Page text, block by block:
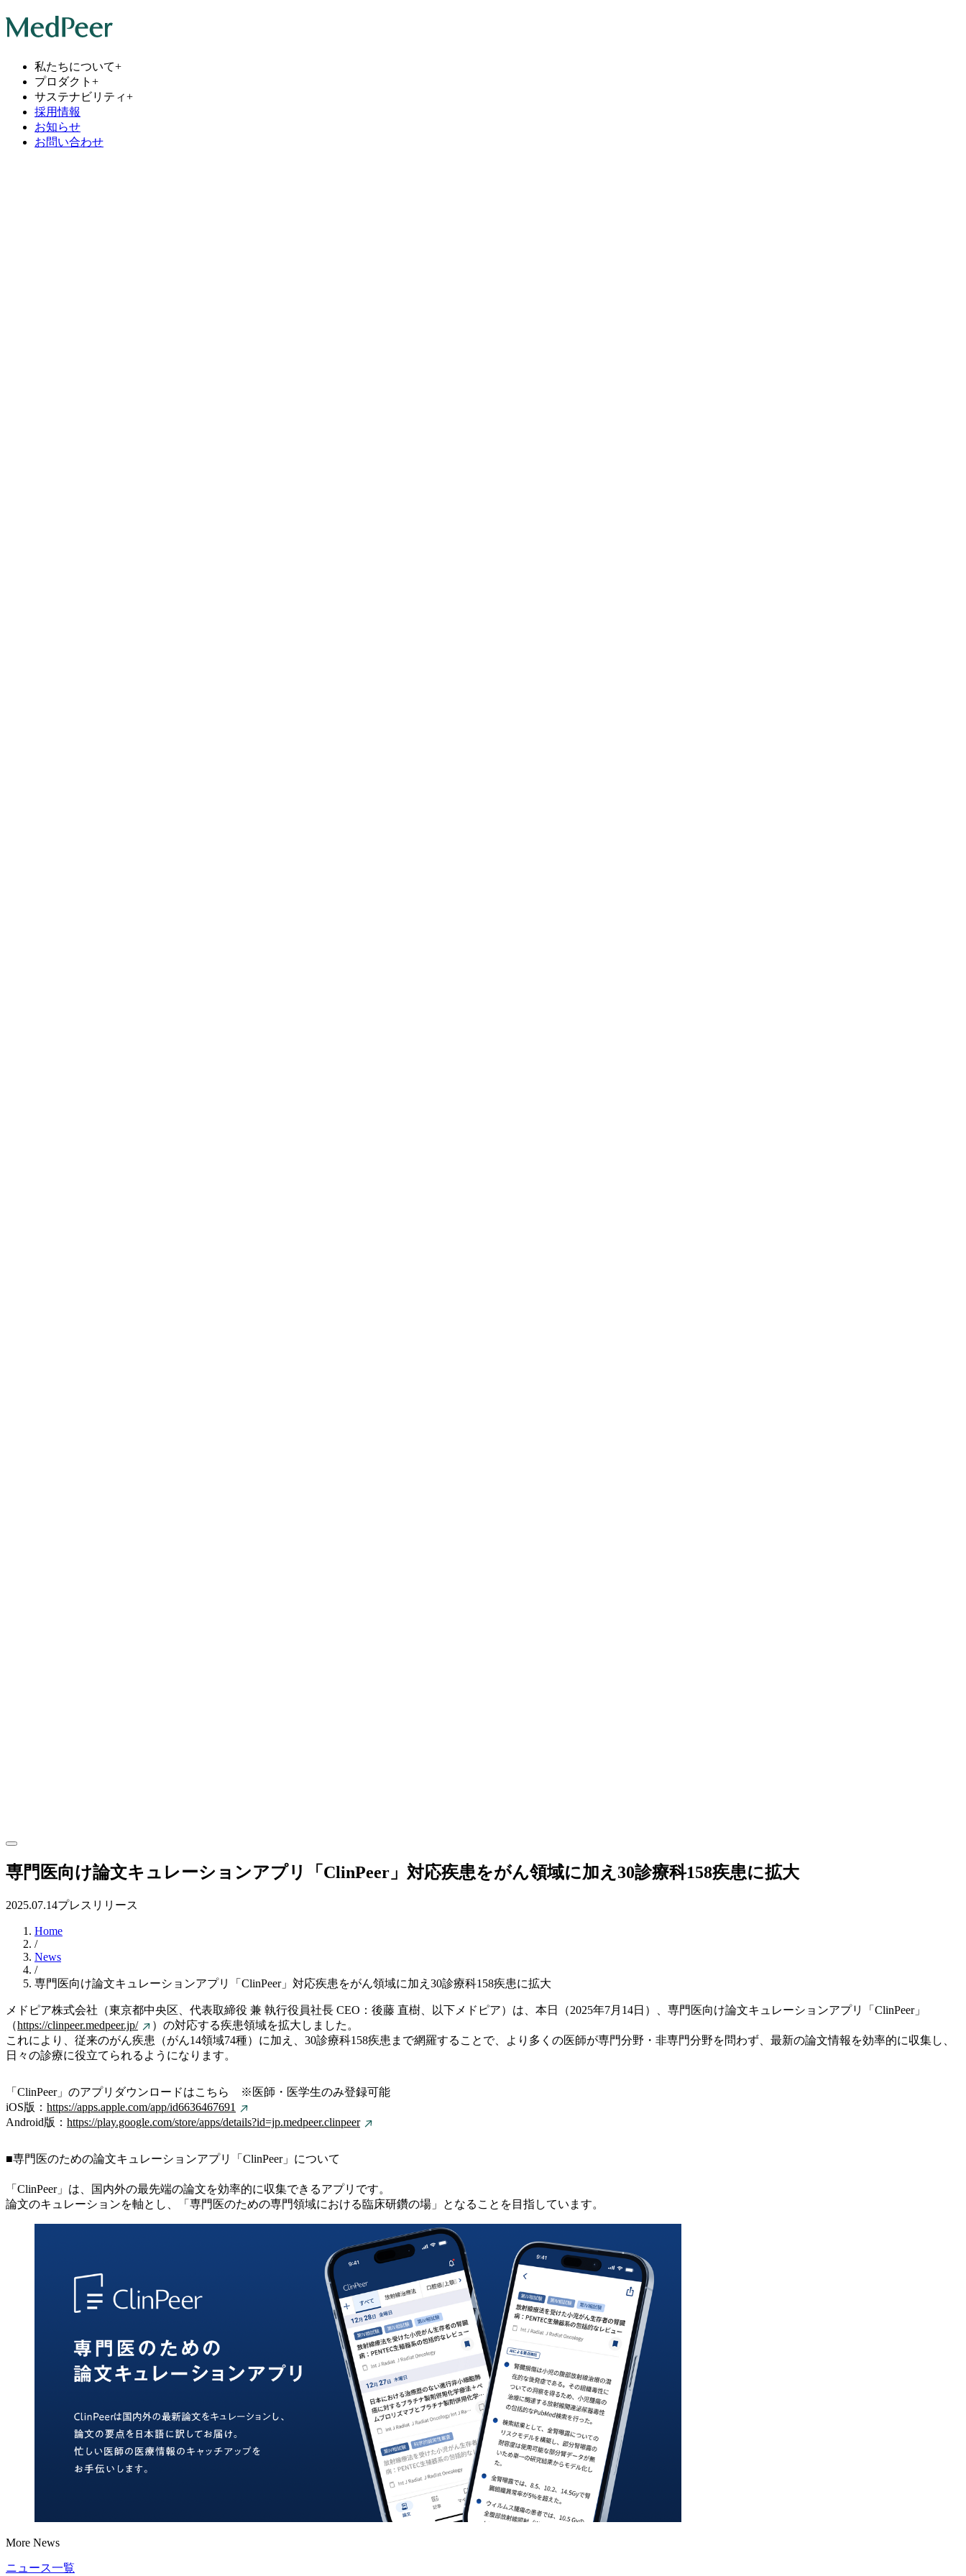
私たちについて+
プロダクト +
サステナビリティ+
採用情報
お知らせ
お問い合わせ
専門医向け論文キュレーションアプリ「ClinPeer」対応疾患をがん領域に加え30診療科158疾患に拡大
2025.07.14プレスリリース
Home
/
News
/
専門医向け論文キュレーションアプリ「ClinPeer」対応疾患をがん領域に加え30診療科158疾患に拡大
メドピア株式会社（東京都中央区、代表取締役 兼 執行役員社長 CEO：後藤 直樹、以下メドピア）は、本日（2025年7月14日）、専門医向け論文キュレーションアプリ「ClinPeer」
（https://clinpeer.medpeer.jp/
）の対応する疾患領域を拡大しました。
これにより、従来のがん疾患（がん14領域74種）に加え、30診療科158疾患まで網羅することで、より多くの医師が専門分野・非専門分野を問わず、最新の論文情報を効率的に収集し、
日々の診療に役立てられるようになります。
「ClinPeer」のアプリダウンロードはこちら ※医師・医学生のみ登録可能
iOS版： https://apps.apple.com/app/id6636467691
Android版： https://play.google.com/store/apps/details?id=jp.medpeer.clinpeer
■専門医のための論文キュレーションアプリ「ClinPeer」について
「ClinPeer」は、国内外の最先端の論文を効率的に収集できるアプリです。
論文のキュレーションを軸とし、「専門医のための専門領域における臨床研鑽の場」となることを目指しています。
More News
ニュース一覧